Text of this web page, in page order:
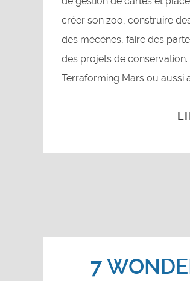
créer son zoo, construire
des mécènes, faire des
des projets de
Terraforming Mars ou aussi
7